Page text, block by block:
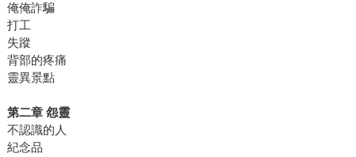
俺俺詐騙
打工
失蹤
背部的疼痛
靈異景點
第二章 怨靈
不認識的人
紀念品